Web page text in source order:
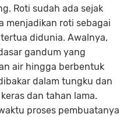
Roti sudah ada sejak
menjadikan roti sebagai
didunia. Awalnya,
gandum yang
air hingga berbentuk
dalam tungku dan
dan tahan lama.
proses pembuatanya